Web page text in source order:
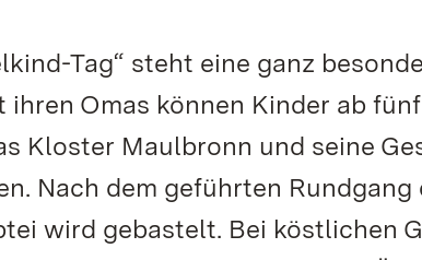
Tag“ steht eine ganz
ihren Omas können Kinder ab
Kloster Maulbronn und seine
Nach dem geführten
wird gebastelt. Bei köstlichen